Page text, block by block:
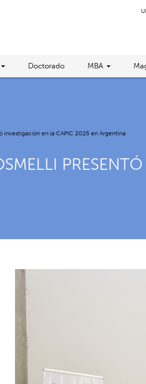
Doctorado MBA
en la CAPIC 2025 en Argentina